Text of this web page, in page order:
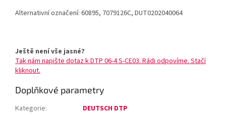
Alternativní označení: 60895, 7079126C, DUT0202040064
Ještě není vše jasné?
Tak nám napište dotaz k DTP 06-4 S-CE03. Rádi odpovíme. Stačí
kliknout.
Doplňkové parametry
Kategorie:
DEUTSCH DTP